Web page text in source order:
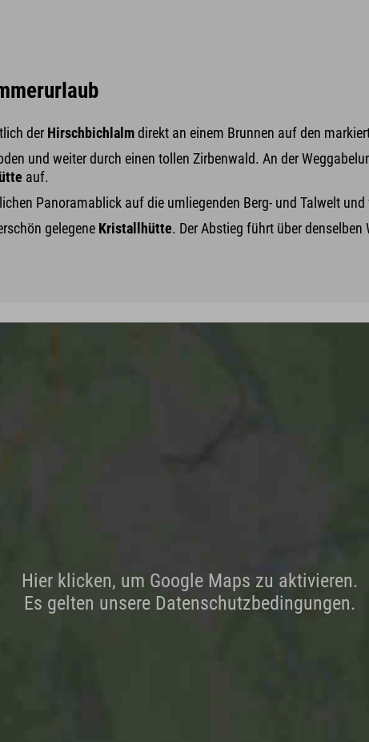
der Hirschbichlalmdirekt an einem Brunnen auf den
und weiter durch einen tollen Zirbenwald. An der
auf.
Panoramablick auf die umliegenden Berg- und Talwelt
gelegene Kristallhütte. Der Abstieg führt über
Hier klicken, um Google Maps zu aktivieren.
Es gelten unsere Datenschutzbedingungen.